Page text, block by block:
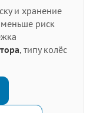
и хранение
меньше риск
, типу колёс